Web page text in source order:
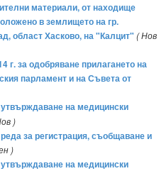
материали, от находище
в землището на гр.
област Хасково, на "Калцит" ( Нов
за одобряване прилагането на
парламент и на Съвета от
на медицински
)
за регистрация, съобщаване и
)
на медицински